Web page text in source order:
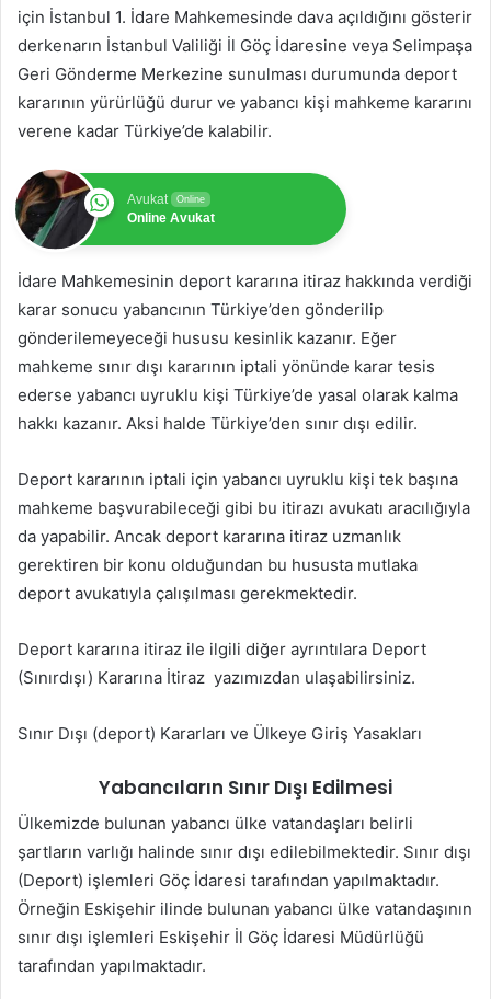
için İstanbul 1. İdare Mahkemesinde dava açıldığını gösterir
derkenarın İstanbul Valiliği İl Göç İdaresine veya Selimpaşa
Geri Gönderme Merkezine sunulması durumunda deport
kararının yürürlüğü durur ve yabancı kişi mahkeme kararını
verene kadar Türkiye’de kalabilir.
Avukat Online
Online Avukat
İdare Mahkemesinin deport kararına itiraz hakkında verdiği
karar sonucu yabancının Türkiye’den gönderilip
gönderilemeyeceği hususu kesinlik kazanır. Eğer
mahkeme sınır dışı kararının iptali yönünde karar tesis
ederse yabancı uyruklu kişi Türkiye’de yasal olarak kalma
hakkı kazanır. Aksi halde Türkiye’den sınır dışı edilir.
Deport kararının iptali için yabancı uyruklu kişi tek başına
mahkeme başvurabileceği gibi bu itirazı avukatı aracılığıyla
da yapabilir. Ancak deport kararına itiraz uzmanlık
gerektiren bir konu olduğundan bu hususta mutlaka
deport avukatıyla çalışılması gerekmektedir.
Deport kararına itiraz ile ilgili diğer ayrıntılara Deport
(Sınırdışı) Kararına İtiraz yazımızdan ulaşabilirsiniz.
Sınır Dışı (deport) Kararları ve Ülkeye Giriş Yasakları
Yabancıların Sınır Dışı Edilmesi
Ülkemizde bulunan yabancı ülke vatandaşları belirli
şartların varlığı halinde sınır dışı edilebilmektedir. Sınır dışı
(Deport) işlemleri Göç İdaresi tarafından yapılmaktadır.
Örneğin Eskişehir ilinde bulunan yabancı ülke vatandaşının
sınır dışı işlemleri Eskişehir İl Göç İdaresi Müdürlüğü
tarafından yapılmaktadır.